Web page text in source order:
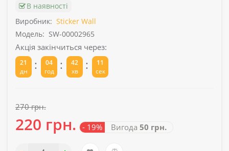
В наявності
Виробник: Sticker Wall
Модель: SW-00002965
Акція закінчиться через:
21
дн
:
04
год
:
42
хв
:
11
сек
270 грн.
220 грн. - 19% Вигода 50 грн.